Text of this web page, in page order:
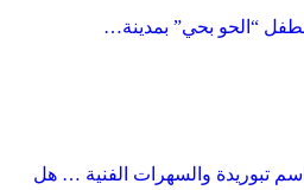
“الحو بحي” بمدينة…
تبوريدة والسهرات الفنية … هل